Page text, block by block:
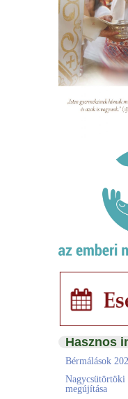
Hasznos
Bérmálások
Nagycsütörtöki
megújítása